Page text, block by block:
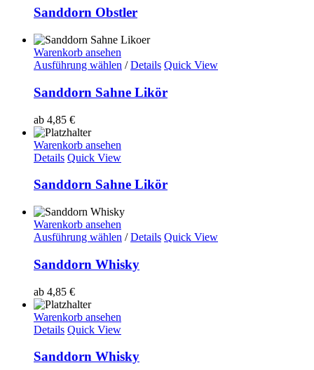
Sanddorn Obstler
Warenkorb ansehen
Ausführung wählen / Details Quick View
Sanddorn Sahne Likör
ab 4,85 €
Warenkorb ansehen
Details Quick View
Sanddorn Sahne Likör
Warenkorb ansehen
Ausführung wählen / Details Quick View
Sanddorn Whisky
ab 4,85 €
Warenkorb ansehen
Details Quick View
Sanddorn Whisky